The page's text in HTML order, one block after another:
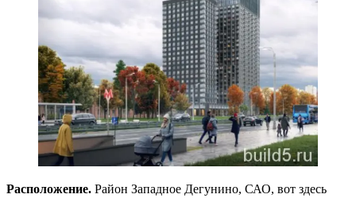
Расположение. Район Западное Дегунино, САО, вот здесь